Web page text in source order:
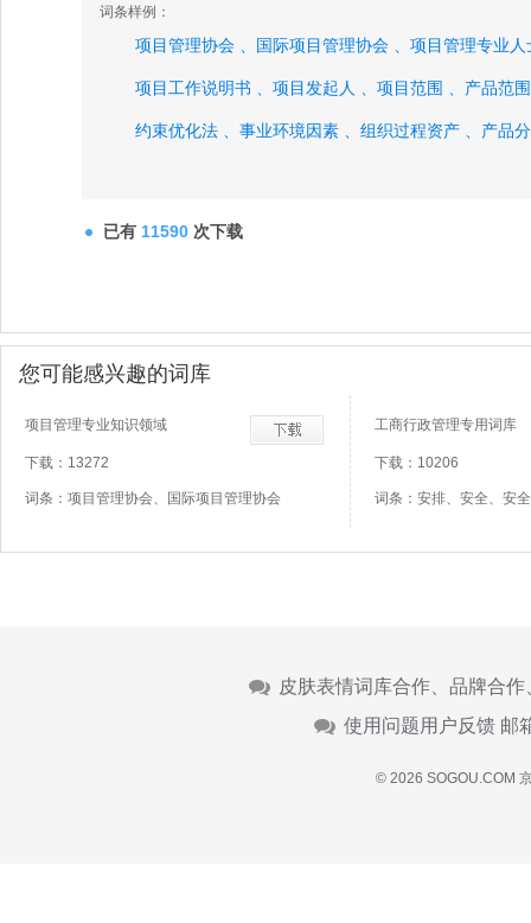
词条样例：
项目管理协会 、 国际项目管理协会 、 项目管理专业人
项目工作说明书 、 项目发起人 、 项目范围 、 产品范
约束优化法 、 事业环境因素 、 组织过程资产 、 产品
已有 11590 次下载
您可能感兴趣的词库
项目管理专业知识领域
下载：13272
词条：项目管理协会、国际项目管理协会
工商行政管理专用词库
下载：10206
词条：安排、安全、安
皮肤表情词库合作、品牌合
使用问题用户反馈 邮
© 2026 SOGOU.COM